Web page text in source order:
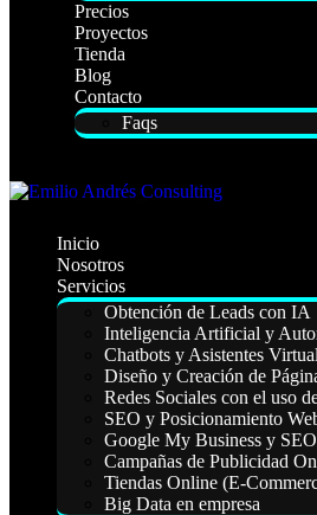
Precios
Proyectos
Tienda
Blog
Contacto
Faqs
Inicio
Nosotros
Servicios
Obtención de Leads con IA
Inteligencia Artificial y
Chatbots y Asistentes
Diseño y Creación de
Redes Sociales con el uso
SEO y Posicionamiento
Google My Business y
Campañas de Publicidad
Tiendas Online (E-
Big Data en empresa